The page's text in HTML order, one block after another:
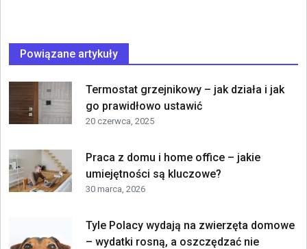
Powiązane artykuły
Termostat grzejnikowy – jak działa i jak
go prawidłowo ustawić
20 czerwca, 2025
Praca z domu i home office – jakie
umiejętności są kluczowe?
30 marca, 2026
Tyle Polacy wydają na zwierzęta domowe
– wydatki rosną, a oszczędzać nie